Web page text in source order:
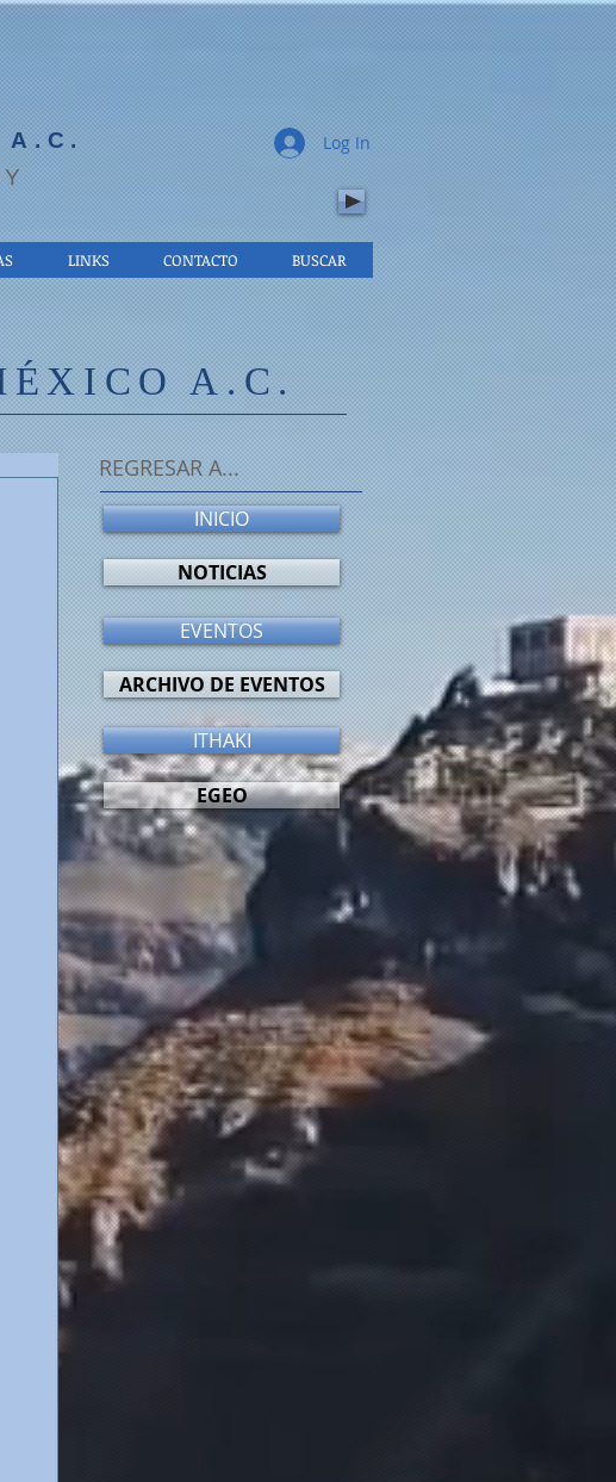
A.C.
LINKS CONTACTO BUSCAR
Log In
A.C.
REGRESAR A...
INICIO
NOTICIAS
EVENTOS
ARCHIVO DE EVENTOS
ITHAKI
EGEO